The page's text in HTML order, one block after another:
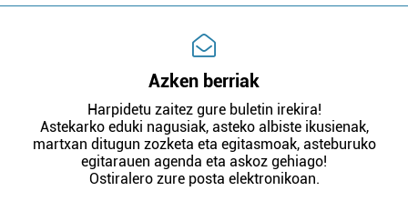
Azken berriak
Harpidetu zaitez gure buletin irekira!
Astekarko eduki nagusiak, asteko albiste ikusienak,
martxan ditugun zozketa eta egitasmoak, asteburuko
egitarauen agenda eta askoz gehiago!
Ostiralero zure posta elektronikoan.